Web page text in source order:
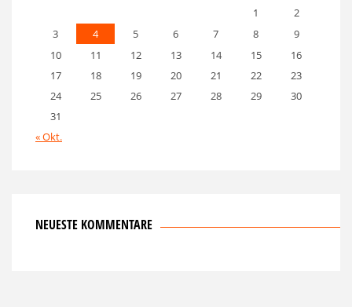
1
2
3
4 5 6 7 8
9
10
11 12 13 14 15
16
17
18 19 20 21 22
23
24
25 26 27 28 29
30
31
« Okt.
NEUESTE KOMMENTARE